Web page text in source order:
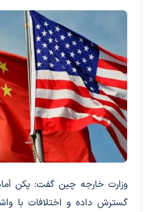
وزارت خارجه چین گفت: پکن